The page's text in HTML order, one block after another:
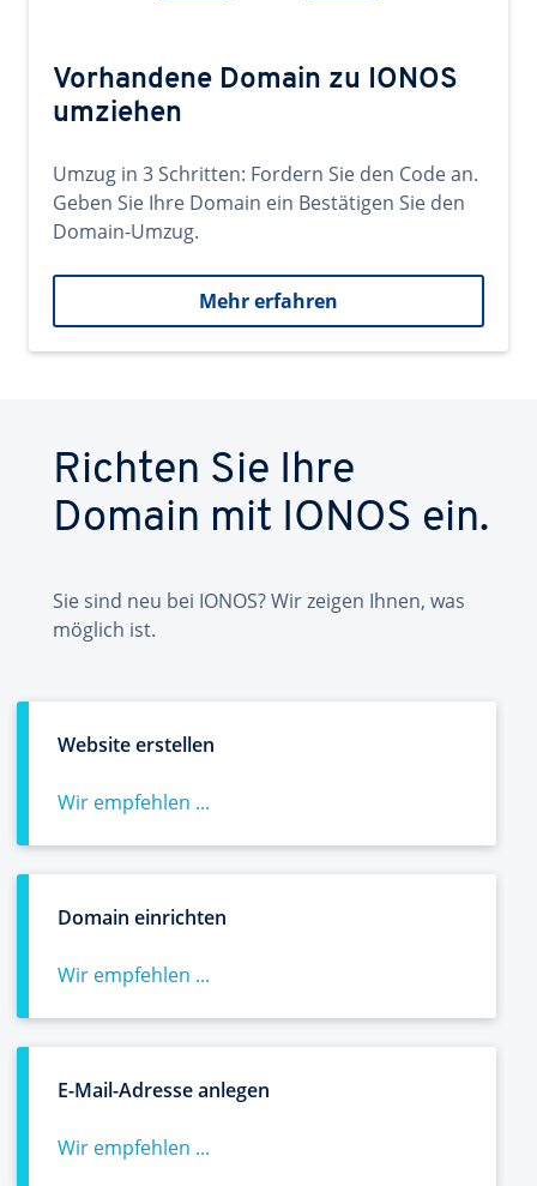
Vorhandene Domain zu IONOS
umziehen
Umzug in 3 Schritten: Fordern Sie den Code an.
Geben Sie Ihre Domain ein Bestätigen Sie den
Domain-Umzug.
Mehr erfahren
Richten Sie Ihre
Domain mit IONOS ein.
Sie sind neu bei IONOS? Wir zeigen Ihnen, was
möglich ist.
Website erstellen
Wir empfehlen ...
Domain einrichten
Wir empfehlen ...
E-Mail-Adresse anlegen
Wir empfehlen ...